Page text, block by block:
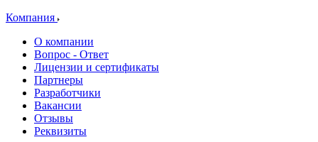
Компания
О компании
Вопрос - Ответ
Лицензии и сертификаты
Партнеры
Разработчики
Вакансии
Отзывы
Реквизиты